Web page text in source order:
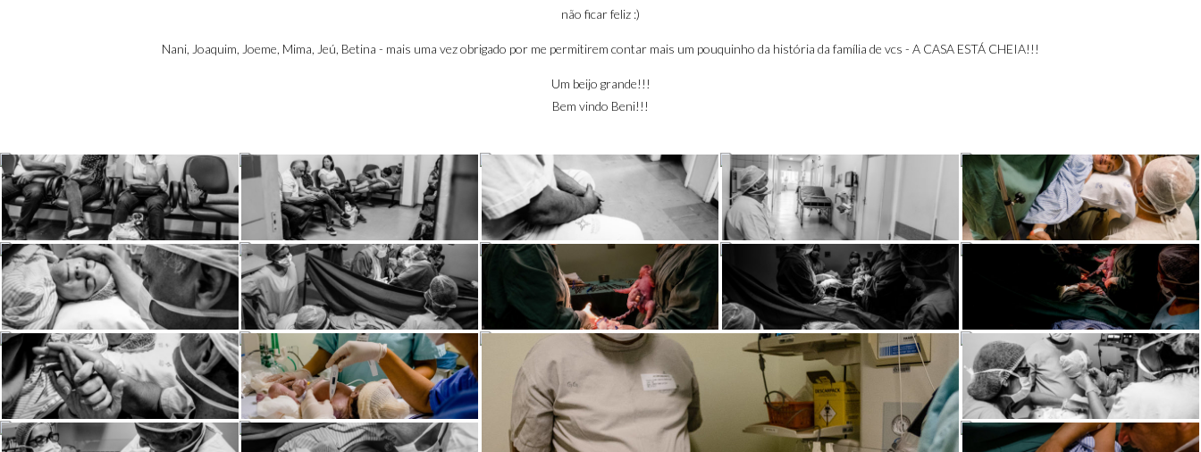
não ficar feliz :)
Nani, Joaquim, Joeme, Mima, Jeú, Betina - mais uma vez obrigado por me permitirem contar mais um pouquinho da história da família de vcs - A CASA ESTÁ CHEIA!!!
Um beijo grande!!!
Bem vindo Beni!!!